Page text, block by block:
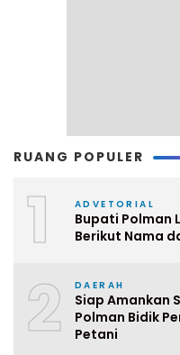
RUANG POPULER
1 ADVETORIAL
Bupati Polman
Berikut Nama
2 DAERAH
Siap Amankan
Polman Bidik
Petani